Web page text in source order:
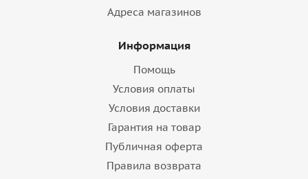
Адреса магазинов
Информация
Помощь
Условия оплаты
Условия доставки
Гарантия на товар
Публичная оферта
Правила возврата